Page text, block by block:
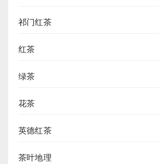
祁门红茶
红茶
绿茶
花茶
英德红茶
茶叶地理